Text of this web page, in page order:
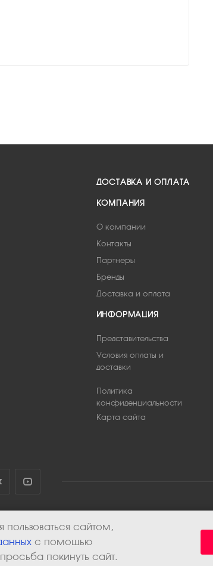
ДОСТАВКА И ОПЛАТА
КОМПАНИЯ
О компании
Контакты
Партнеры
Бренды
Доставка и оплата
ИНФОРМАЦИЯ
Представительства
Условия оплаты и
доставки
Политика
конфиденциальности
Карта сайта
сайтом,
с помощью
покинуть сайт.